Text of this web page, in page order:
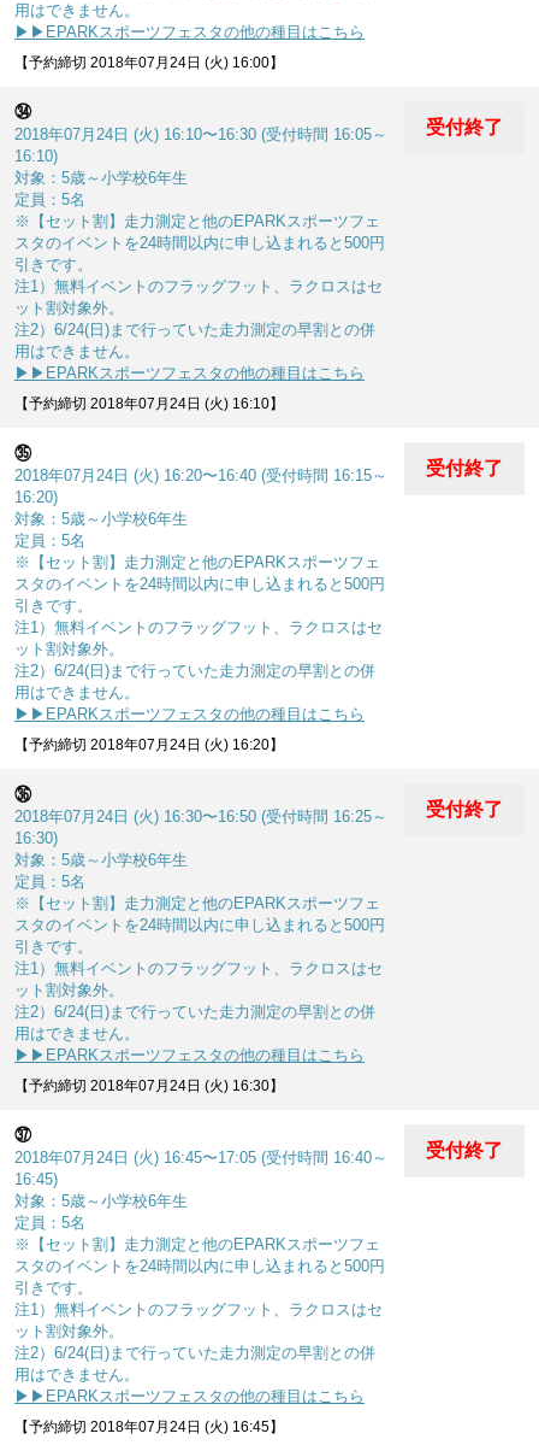
用はできません。
▶▶EPARKスポーツフェスタの他の種目はこちら
【予約締切 2018年07月24日 (火) 16:00】
㉞
2018年07月24日 (火) 16:10〜16:30 (受付時間 16:05～
16:10)
対象：5歳～小学校6年生
定員：5名
※【セット割】走力測定と他のEPARKスポーツフェ
スタのイベントを24時間以内に申し込まれると500円
引きです。
注1）無料イベントのフラッグフット、ラクロスはセ
ット割対象外。
注2）6/24(日)まで行っていた走力測定の早割との併
用はできません。
▶▶EPARKスポーツフェスタの他の種目はこちら
受付終了
【予約締切 2018年07月24日 (火) 16:10】
㉟
2018年07月24日 (火) 16:20〜16:40 (受付時間 16:15～
16:20)
対象：5歳～小学校6年生
定員：5名
※【セット割】走力測定と他のEPARKスポーツフェ
スタのイベントを24時間以内に申し込まれると500円
引きです。
注1）無料イベントのフラッグフット、ラクロスはセ
ット割対象外。
注2）6/24(日)まで行っていた走力測定の早割との併
用はできません。
▶▶EPARKスポーツフェスタの他の種目はこちら
受付終了
【予約締切 2018年07月24日 (火) 16:20】
㊱
2018年07月24日 (火) 16:30〜16:50 (受付時間 16:25～
16:30)
対象：5歳～小学校6年生
定員：5名
※【セット割】走力測定と他のEPARKスポーツフェ
スタのイベントを24時間以内に申し込まれると500円
引きです。
注1）無料イベントのフラッグフット、ラクロスはセ
ット割対象外。
注2）6/24(日)まで行っていた走力測定の早割との併
用はできません。
▶▶EPARKスポーツフェスタの他の種目はこちら
受付終了
【予約締切 2018年07月24日 (火) 16:30】
㊲
2018年07月24日 (火) 16:45〜17:05 (受付時間 16:40～
16:45)
対象：5歳～小学校6年生
定員：5名
※【セット割】走力測定と他のEPARKスポーツフェ
スタのイベントを24時間以内に申し込まれると500円
引きです。
注1）無料イベントのフラッグフット、ラクロスはセ
ット割対象外。
注2）6/24(日)まで行っていた走力測定の早割との併
用はできません。
▶▶EPARKスポーツフェスタの他の種目はこちら
受付終了
【予約締切 2018年07月24日 (火) 16:45】